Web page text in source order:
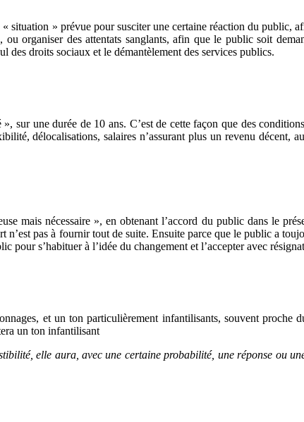
situation » prévue pour susciter une certaine réaction du public,
organiser des attentats sanglants, afin que le public soit
des droits sociaux et le démantèlement des services publics.
sur une durée de 10 ans. C’est de cette façon que des
délocalisations, salaires n’assurant plus un revenu décent,
mais nécessaire », en obtenant l’accord du public dans le
pas à fournir tout de suite. Ensuite parce que le public a
s’habituer à l’idée du changement et l’accepter avec
et un ton particulièrement infantilisants, souvent proche
un ton infantilisant
elle aura, avec une certaine probabilité, une réponse ou